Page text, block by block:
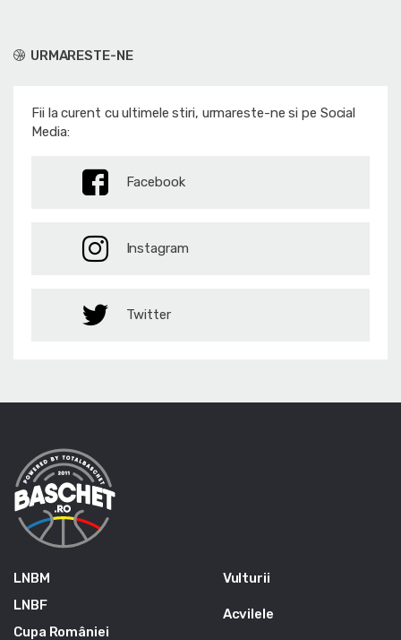
URMARESTE-NE
Fii la curent cu ultimele stiri, urmareste-ne si pe Social
Media:
Facebook
Instagram
Twitter
LNBM
LNBF
Cupa României
Vulturii
Acvilele